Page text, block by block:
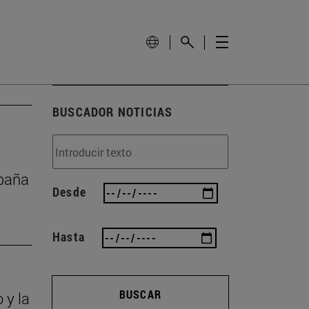
y la
BUSCADOR NOTICIAS
Desde
Hasta
BUSCAR